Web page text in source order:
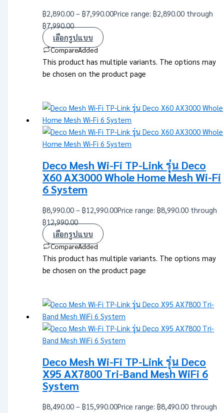
฿2,890.00 – ฿7,990.00Price range: ฿2,890.00 through
฿7,990.00
เลือกรูปแบบ
CompareAdded
This product has multiple variants. The options may
be chosen on the product page
Deco Mesh Wi-Fi TP-Link รุ่น Deco
X60 AX3000 Whole Home Mesh Wi-Fi
6 System
฿8,990.00 – ฿12,990.00Price range: ฿8,990.00 through
฿12,990.00
เลือกรูปแบบ
CompareAdded
This product has multiple variants. The options may
be chosen on the product page
Deco Mesh Wi-Fi TP-Link รุ่น Deco
X95 AX7800 Tri-Band Mesh WiFi 6
System
฿8,490.00 – ฿15,990.00Price range: ฿8,490.00 through